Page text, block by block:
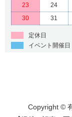
23
24
30
31
定休日
イベント開催日
Copyright ©